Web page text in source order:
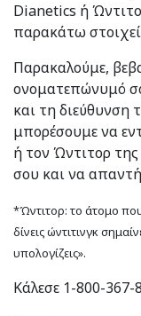
Dianetics ή
παρακάτω
Παρακαλούμε,
ονοματεπώνυμό
και τη διεύθυνση
μπορέσουμε να
ή τον Ώντιτορ
σου και να
*Ώντιτορ: το άτομο
δίνεις ώντιτινγκ
υπολογίζεις».
Κάλεσε 1-800-